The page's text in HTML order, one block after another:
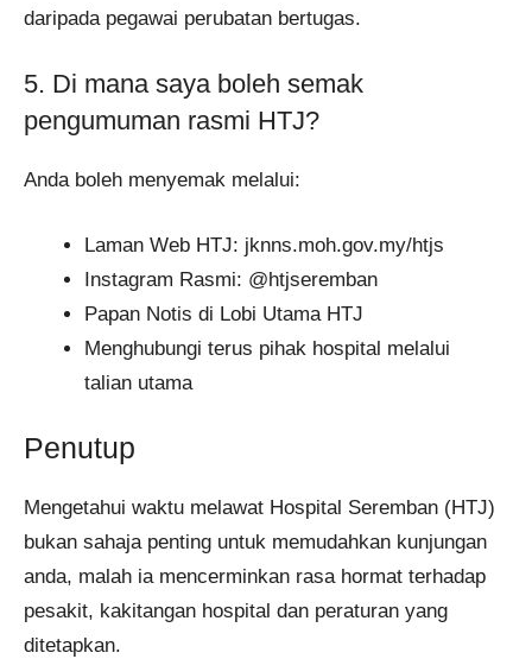
daripada pegawai perubatan bertugas.
5. Di mana saya boleh semak
pengumuman rasmi HTJ?
Anda boleh menyemak melalui:
Laman Web HTJ: jknns.moh.gov.my/htjs
Instagram Rasmi: @htjseremban
Papan Notis di Lobi Utama HTJ
Menghubungi terus pihak hospital melalui
talian utama
Penutup
Mengetahui waktu melawat Hospital Seremban (HTJ)
bukan sahaja penting untuk memudahkan kunjungan
anda, malah ia mencerminkan rasa hormat terhadap
pesakit, kakitangan hospital dan peraturan yang
ditetapkan.